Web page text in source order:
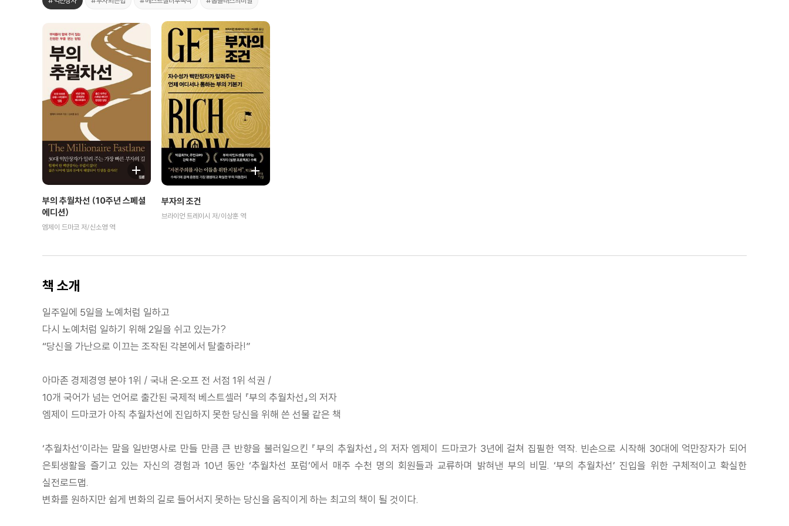
부의 추월차선 (10주년 스페셜
에디션)
엠제이 드마코 저/신소영 역
부자의 조건
브라이언 트레이시 저/이상훈 역
책 소개
일주일에 5일을 노예처럼 일하고
다시 노예처럼 일하기 위해 2일을 쉬고 있는가?
“당신을 가난으로 이끄는 조작된 각본에서 탈출하라!”
아마존 경제경영 분야 1위 / 국내 온·오프 전 서점 1위 석권 /
10개 국어가 넘는 언어로 출간된 국제적 베스트셀러 『부의 추월차선』의 저자
엠제이 드마코가 아직 추월차선에 진입하지 못한 당신을 위해 쓴 선물 같은 책
‘추월차선’이라는 말을 일반명사로 만들 만큼 큰 반향을 불러일으킨 『부의 추월차선』의 저자 엠제이 드마코가 3년에 걸쳐 집필한 역작. 빈손으로 시작해 30대에 억만장자가 되어
은퇴생활을 즐기고 있는 자신의 경험과 10년 동안 ‘추월차선 포럼’에서 매주 수천 명의 회원들과 교류하며 밝혀낸 부의 비밀. ‘부의 추월차선’ 진입을 위한 구체적이고 확실한
실전로드맵.
변화를 원하지만 쉽게 변화의 길로 들어서지 못하는 당신을 움직이게 하는 최고의 책이 될 것이다.